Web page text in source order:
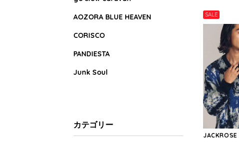
SALE
JACKROSE
AOZORA BLUE HEAVEN
CORISCO
PANDIESTA
Junk Soul
カテゴリー